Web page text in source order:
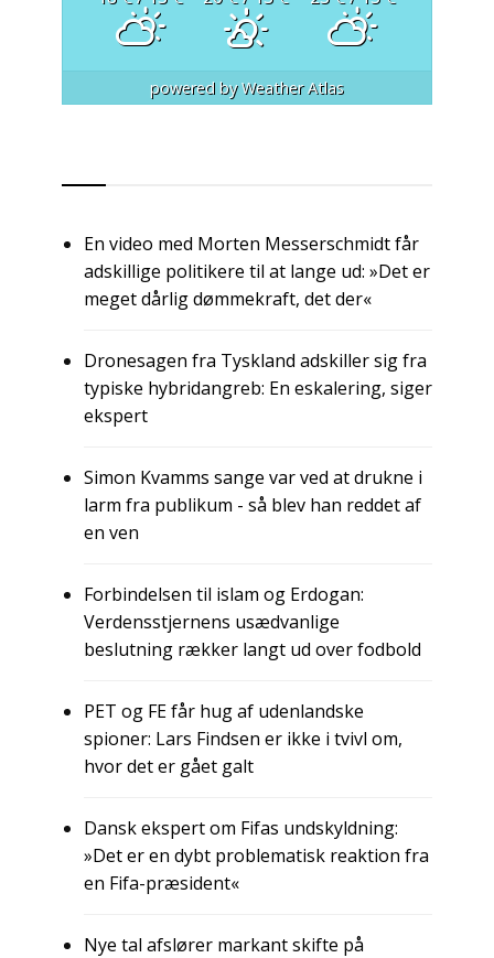
powered byWeather Atlas
En video med Morten Messerschmidt får
adskillige politikere til at lange ud: »Det er
meget dårlig dømmekraft, det der«
Dronesagen fra Tyskland adskiller sig fra
typiske hybridangreb: En eskalering, siger
ekspert
Simon Kvamms sange var ved at drukne i
larm fra publikum - så blev han reddet af
en ven
Forbindelsen til islam og Erdogan:
Verdensstjernens usædvanlige
beslutning rækker langt ud over fodbold
PET og FE får hug af udenlandske
spioner: Lars Findsen er ikke i tvivl om,
hvor det er gået galt
Dansk ekspert om Fifas undskyldning:
»Det er en dybt problematisk reaktion fra
en Fifa-præsident«
Nye tal afslører markant skifte på